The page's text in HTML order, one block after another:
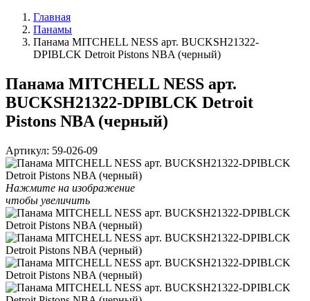
Главная
Панамы
Панама MITCHELL NESS арт. BUCKSH21322-
DPIBLCK Detroit Pistons NBA (черный)
Панама MITCHELL NESS арт.
BUCKSH21322-DPIBLCK Detroit
Pistons NBA (черный)
Артикул: 59-026-09
Нажмите на изображение
чтобы увеличить